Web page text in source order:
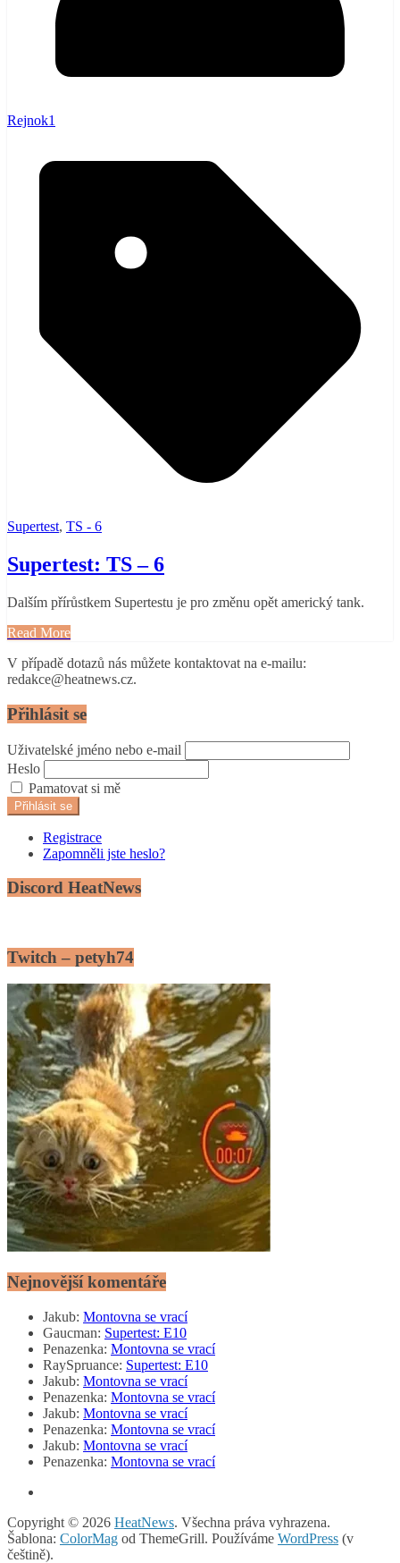
Rejnok1
Supertest, TS - 6
Supertest: TS – 6
Dalším přírůstkem Supertestu je pro změnu opět americký tank.
Read More
V případě dotazů nás můžete kontaktovat na e-mailu:
redakce@heatnews.cz.
Přihlásit se
Uživatelské jméno nebo e-mail
Heslo
Pamatovat si mě
Přihlásit se
Registrace
Zapomněli jste heslo?
Discord HeatNews
Twitch – petyh74
Nejnovější komentáře
Jakub: Montovna se vrací
Gaucman: Supertest: E10
Penazenka: Montovna se vrací
RaySpruance: Supertest: E10
Jakub: Montovna se vrací
Penazenka: Montovna se vrací
Jakub: Montovna se vrací
Penazenka: Montovna se vrací
Jakub: Montovna se vrací
Penazenka: Montovna se vrací
Copyright © 2026 HeatNews. Všechna práva vyhrazena.
Šablona: ColorMag od ThemeGrill. Používáme WordPress (v
češtině).